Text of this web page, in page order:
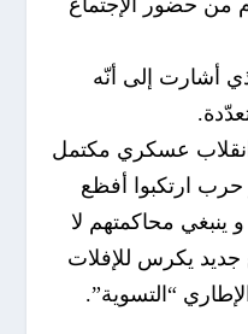
أشارت إلى أنّه
عسكري مكتمل
حرب ارتكبوا أفظع
ينبغي محاكمتهم لا
يكرس للإفلات
“التسوية”.